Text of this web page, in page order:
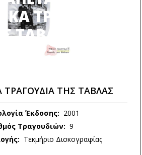
ΤΡΑΓΟΥΔΙΑ
ΤΑΒΛΑΣ
ΤΡΑΓΟΥΔΙΑ ΤΗΣ ΤΑΒΛΑΣ
Έκδοσης: 2001
Τραγουδιών: 9
Τεκμήριο Δισκογραφίας